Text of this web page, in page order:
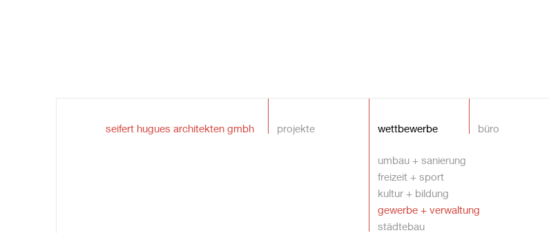
seifert hugues architekten gmbh projekte wettbewerbe
umbau + sanierung
freizeit + sport
kultur + bildung
gewerbe + verwaltung
städtebau
büro